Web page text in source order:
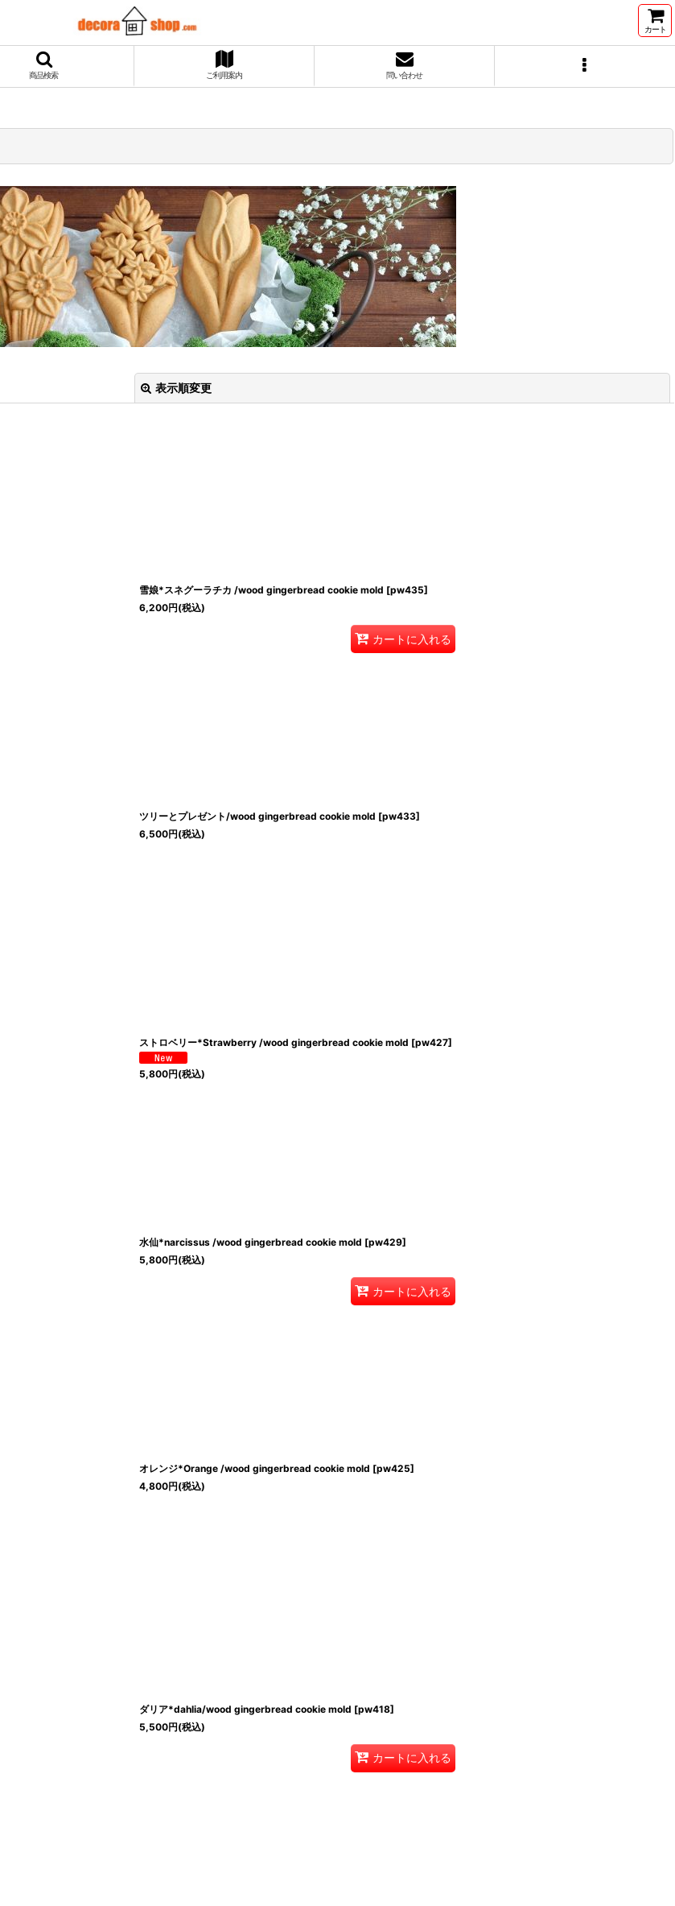
カート
商品検索 ご利用案内 問い合わせ
表示順変更
雪娘*スネグーラチカ /wood gingerbread cookie mold [pw435]
6,200円(税込)
カートに入れる
ツリーとプレゼント/wood gingerbread cookie mold [pw433]
6,500円(税込)
ストロベリー*Strawberry /wood gingerbread cookie mold [pw427]
5,800円(税込)
水仙*narcissus /wood gingerbread cookie mold [pw429]
5,800円(税込)
カートに入れる
オレンジ*Orange /wood gingerbread cookie mold [pw425]
4,800円(税込)
ダリア*dahlia/wood gingerbread cookie mold [pw418]
5,500円(税込)
カートに入れる